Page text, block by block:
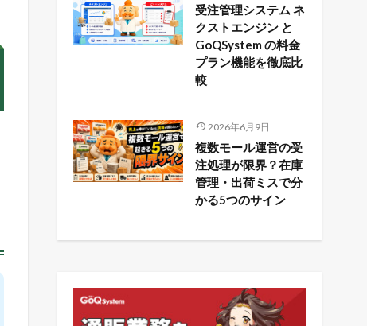
受注管理システム ネ
クストエンジン と
GoQSystem の料金
プラン機能を徹底比
較
2026年6月9日
複数モール運営の受
注処理が限界？在庫
管理・出荷ミスで分
かる5つのサイン